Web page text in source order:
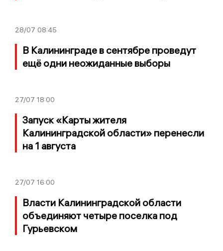
28/07 08:45
В Калининграде в сентябре проведут
ещё одни неожиданные выборы
27/07 18:00
Запуск «Карты жителя
Калининградской области» перенесли
на 1 августа
27/07 16:00
Власти Калининградской области
объединяют четыре поселка под
Гурьевском